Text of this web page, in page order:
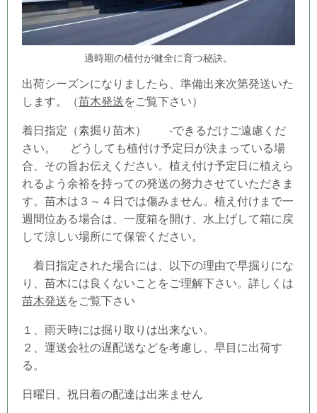
適時期の植付が健全に育つ秘訣。
出荷シーズンになりましたら、準備出来次第発送いた
します。（苗木発送をご覧下さい）
着日指定（素掘り苗木） -できるだけご遠慮くだ
さい。 どうしても植付け予定日 が決まっている場
合、その旨お伝えください。植え付け予定日 に植えら
れるよう余裕を持っての発送の努力させていただきま
す。苗木は３～４日では傷みません。植え付けまで一
週間位ある場合は、一度箱を開け、水上げして箱に戻
して涼しい場所にて保管ください。
着日指定された場合には、以下の理由で早掘りにな
り、苗木には良くないことをご理解下さい。詳しくは
苗木発送をご覧下さい
１、雨天時には掘り取りは出来ない。
２、運送会社の遅配送などを考慮し、早目に出荷す
る。
日曜日、祝日着の配達は出来ません